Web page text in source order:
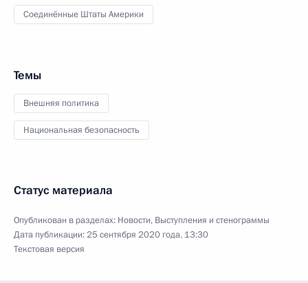
Соединённые Штаты Америки
Темы
Внешняя политика
Национальная безопасность
Статус материала
Опубликован в разделах: Новости, Выступления и стенограммы
Дата публикации:25 сентября 2020 года, 13:30
Текстовая версия